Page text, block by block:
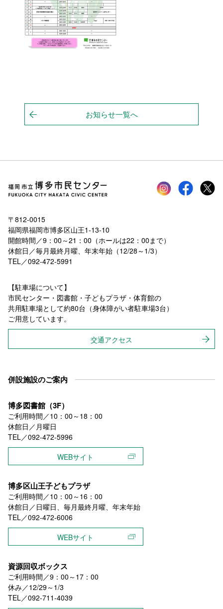
お知らせ一覧へ
Instagramfacebook
〒812-0015
福岡県福岡市博多区山王1-13-10
開館時間／9：00～21：00（ホールは22：00まで）
休館日／毎月最終月曜、年末年始（12/28～1/3）
TEL／092-472-5991
【駐車場について】
市民センター・図書館・子どもプラザ・体育館の
共用駐車場として約80台（身体障がい者駐車場3台）
ご用意しています。
交通アクセス
併設施設のご案内
博多図書館（3F）
ご利用時間／10：00～18：00
休館日／月曜日
TEL／092-472-5996
WEBサイト
博多区山王子どもプラザ
ご利用時間／10：00～16：00
休館日／日曜日、毎月最終月曜、年末年始
TEL／092-472-6006
WEBサイト
資源回収ボックス
ご利用時間／9：00～17：00
休み／12/29～1/3
TEL／092-711-4039